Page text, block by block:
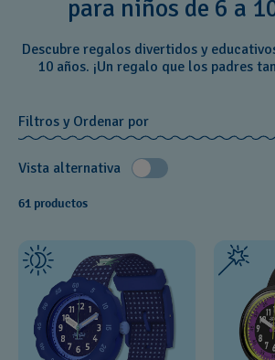
para niños de 6 a
Descubre regalos divertidos y
10 años. ¡Un regalo que los padres
Filtros y Ordenar por
Vista alternativa
61 productos